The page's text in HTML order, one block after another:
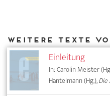
Einleitung
In: Carolin Meister
Hantelmann (Hg.),